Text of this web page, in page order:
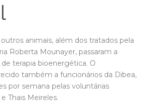
animais, além dos tratados pela
Roberta Mounayer, passaram a
terapia bioenergética. O
também a funcionários da Dibea,
por semana pelas voluntárias
Thais Meireles.